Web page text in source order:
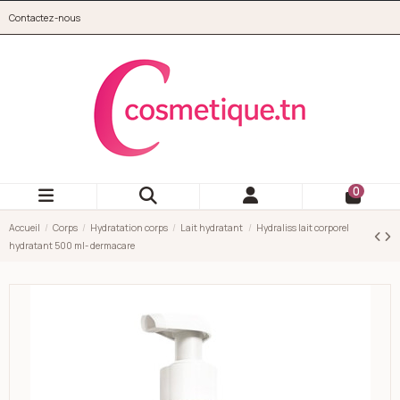
Contactez-nous
0
Accueil Corps Hydratation corps Lait hydratant
Hydraliss lait corporel
hydratant 500 ml- dermacare